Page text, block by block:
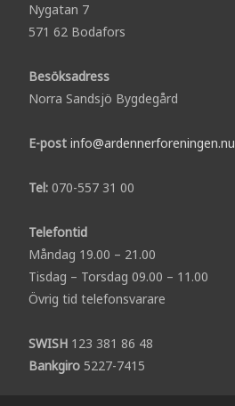
Nygatan 7
571 62 Bodafors
Besöksadress
Norra Sandsjö Bygdegård
E-post info@ardennerforeningen.nu
Tel: 070-557 31 00
Telefontid
Måndag 19.00 – 21.00
Tisdag – Torsdag 09.00 – 11.00
Övrig tid telefonsvarare
SWISH 123 381 86 48
Bankgiro 5227-7415